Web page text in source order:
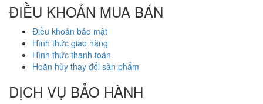
ĐIỀU KHOẢN MUA BÁN
Điều khoản bảo mật
Hình thức giao hàng
Hình thức thanh toán
Hoãn hủy thay đổi sản phẩm
DỊCH VỤ BẢO HÀNH